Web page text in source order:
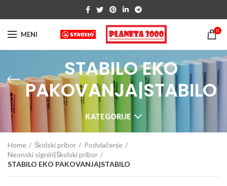
MENI 0
STABILO EKO
PAKOVANJA|STABILO
KATEGORIJE
Home Školski pribor
Podvlačenje
Neonski signiri|Školski pribor
STABILO EKO PAKOVANJA|STABILO